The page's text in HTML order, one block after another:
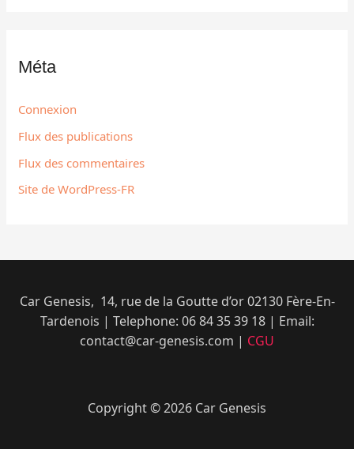
Méta
Connexion
Flux des publications
Flux des commentaires
Site de WordPress-FR
Car Genesis, 14, rue de la Goutte d’or 02130 Fère-En-
Tardenois | Telephone: 06 84 35 39 18​ | Email:
contact@car-genesis.com | CGU
Copyright © 2026 Car Genesis